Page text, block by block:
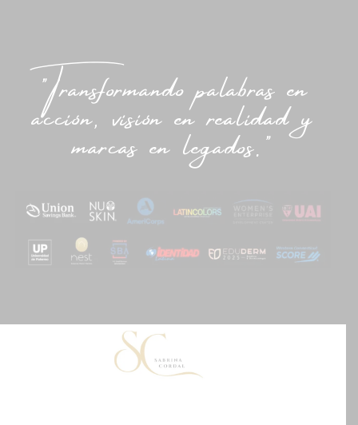
"Transformando palabras en
acción, visión en realidad y
marcas en legados."